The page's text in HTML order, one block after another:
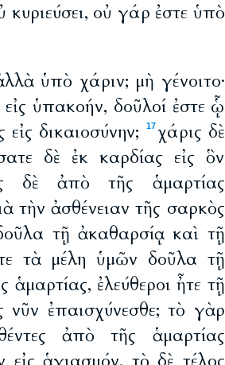
οὐ γάρ ἐστε ὑπὸ
ὑπὸ χάριν; μὴ γένοιτο·
ὑπακοήν, δοῦλοί ἐστε ᾧ
δικαιοσύνην;
17χάρις δὲ
δὲ ἐκ καρδίας εἰς ὃν
δὲ ἀπὸ τῆς ἁμαρτίας
τὴν ἀσθένειαν τῆς σαρκὸς
τῇ ἀκαθαρσίᾳ καὶ τῇ
τὰ μέλη ὑμῶν δοῦλα τῇ
ἁμαρτίας, ἐλεύθεροι ἦτε τῇ
νῦν ἐπαισχύνεσθε; τὸ γὰρ
ἀπὸ τῆς ἁμαρτίας